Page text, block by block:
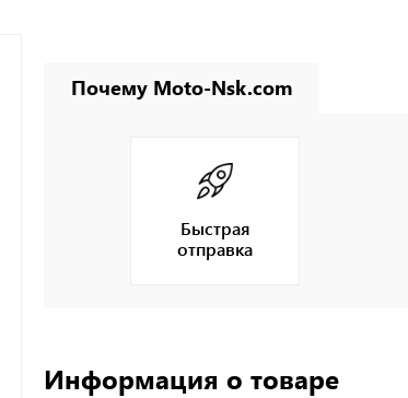
Почему Moto-Nsk.com
Быстрая
отправка
Информация о товаре